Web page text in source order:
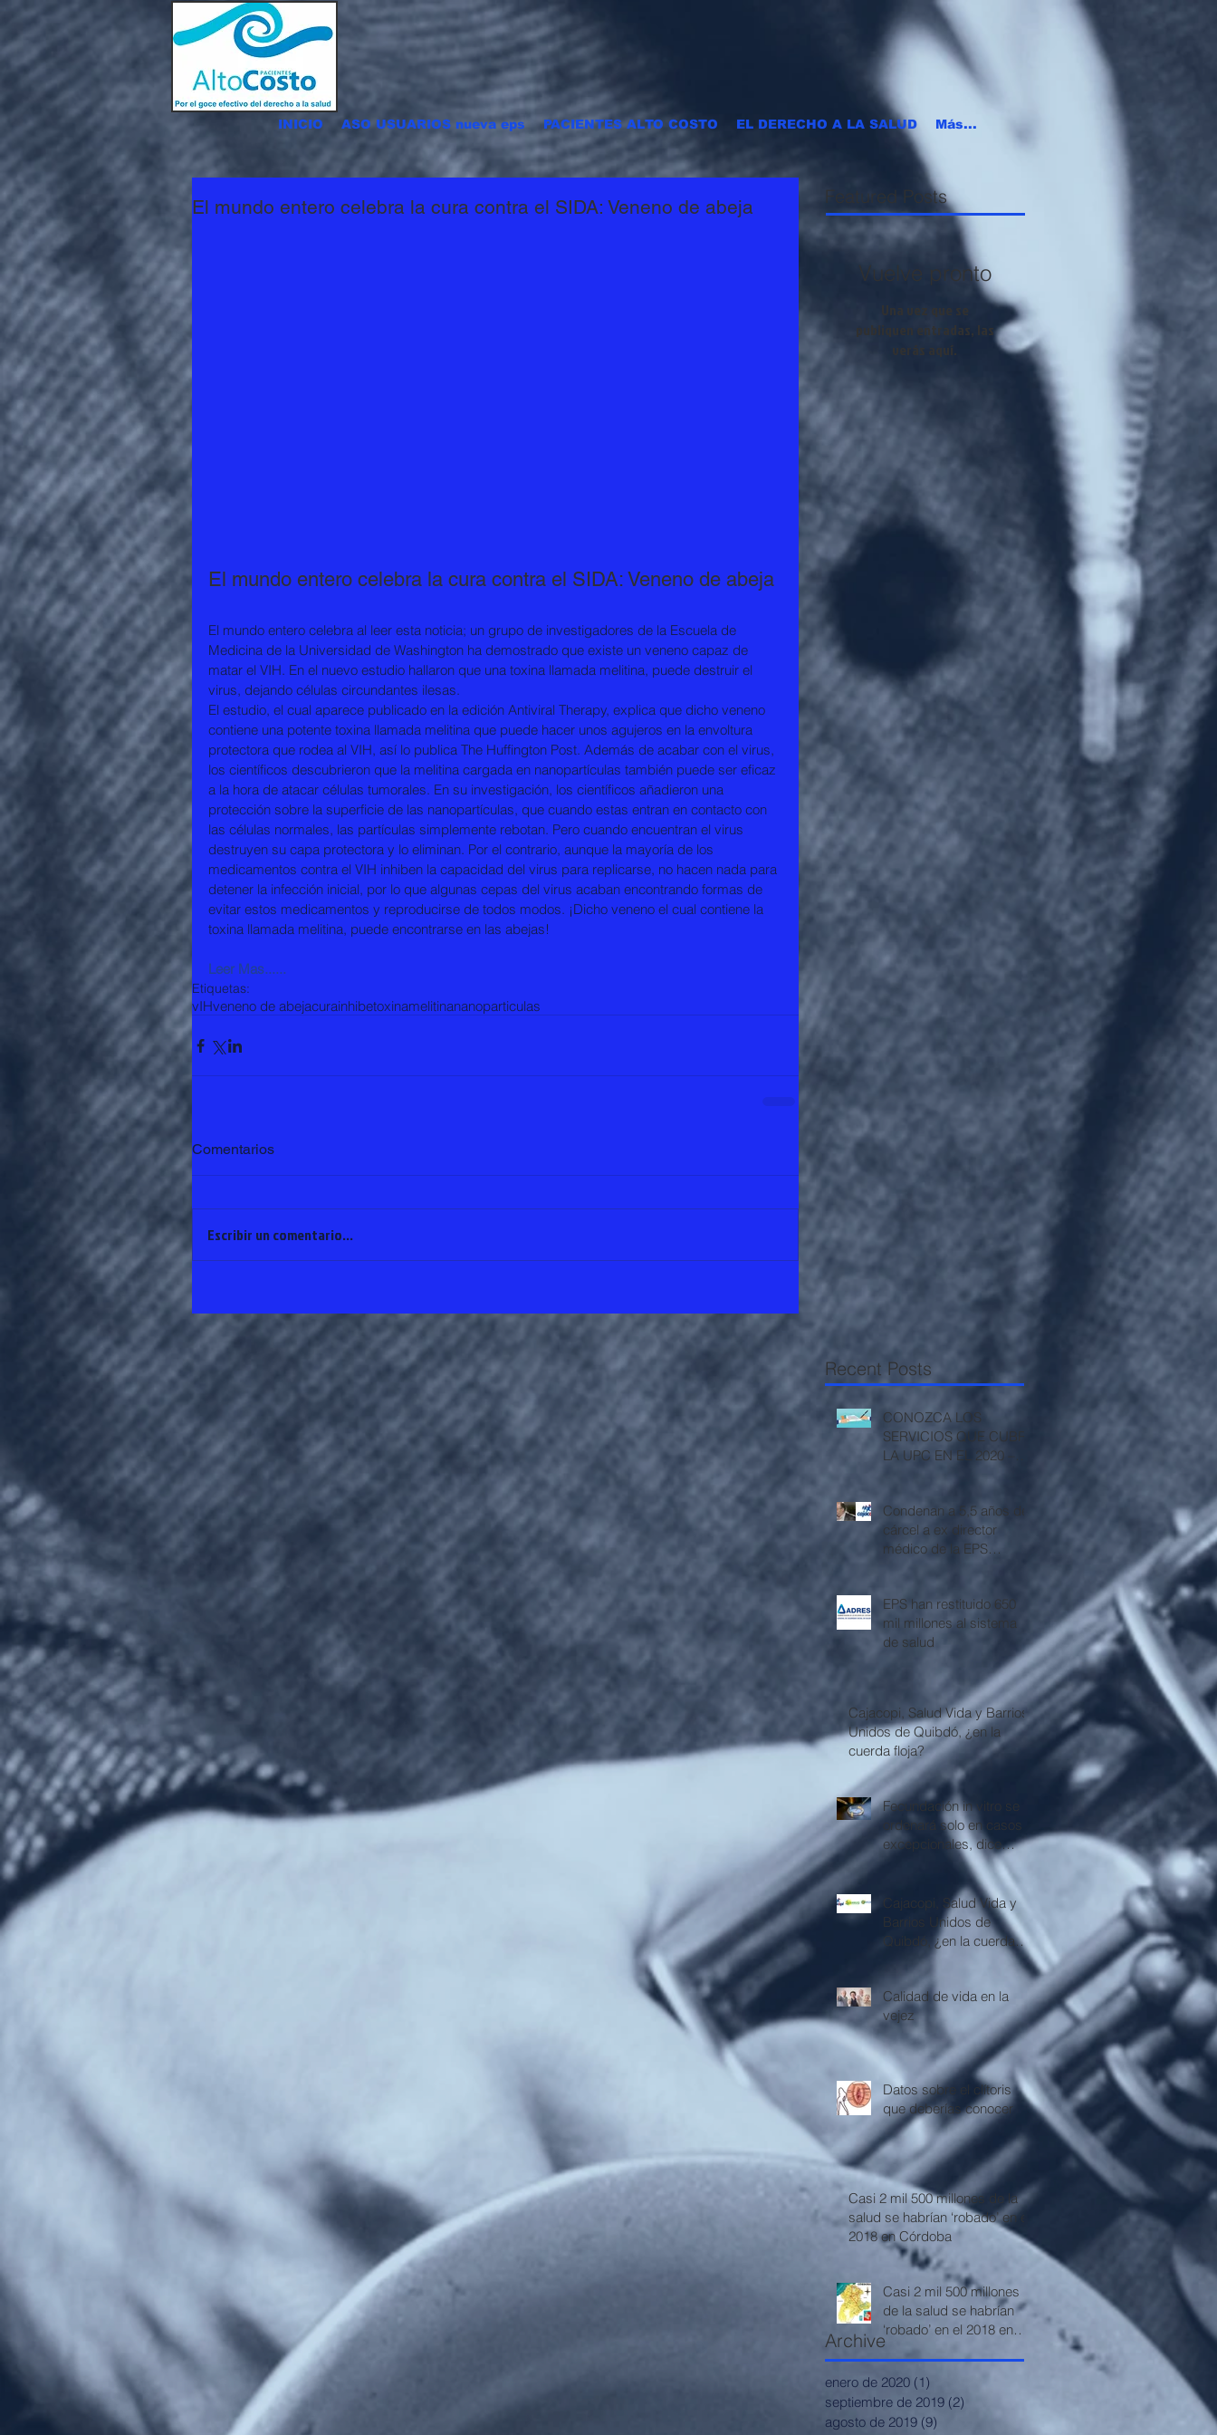
INICIO ASO USUARIOS nueva eps PACIENTES ALTO COSTO EL DERECHO A LA SALUD Más...
El mundo entero celebra la cura contra el SIDA: Veneno de abeja
El mundo entero celebra la cura contra el SIDA: Veneno de abeja
El mundo entero celebra al leer esta noticia; un grupo de investigadores de la Escuela de
Medicina de la Universidad de Washington ha demostrado que existe un veneno capaz de
matar el VIH. En el nuevo estudio hallaron que una toxina llamada melitina, puede destruir el
virus, dejando células circundantes ilesas.
El estudio, el cual aparece publicado en la edición Antiviral Therapy, explica que dicho veneno
contiene una potente toxina llamada melitina que puede hacer unos agujeros en la envoltura
protectora que rodea al VIH, así lo publica The Huffington Post. Además de acabar con el virus,
los científicos descubrieron que la melitina cargada en nanopartículas también puede ser eficaz
a la hora de atacar células tumorales. En su investigación, los científicos añadieron una
protección sobre la superficie de las nanopartículas, que cuando estas entran en contacto con
las células normales, las partículas simplemente rebotan. Pero cuando encuentran el virus
destruyen su capa protectora y lo eliminan. Por el contrario, aunque la mayoría de los
medicamentos contra el VIH inhiben la capacidad del virus para replicarse, no hacen nada para
detener la infección inicial, por lo que algunas cepas del virus acaban encontrando formas de
evitar estos medicamentos y reproducirse de todos modos. ¡Dicho veneno el cual contiene la
toxina llamada melitina, puede encontrarse en las abejas!
Leer Mas......
Etiquetas:
vIHveneno de abejacurainhibetoxinamelitinananoparticulas
Comentarios
Escribir un comentario...
Featured Posts
Vuelve pronto
Una vez que se
publiquen entradas, las
verás aquí.
Recent Posts
CONOZCA LOS
SERVICIOS QUE CUBRE
LA UPC EN EL 2020 –
Condenan a 5,5 años de
cárcel a ex director
médico de la EPS
EPS han restituido 650
mil millones al sistema
de salud
Cajacopi, Salud Vida y Barrios
Unidos de Quibdó, ¿en la
cuerda floja?
Fecundación in vitro se
ordenará solo en casos
excepcionales, dice
Corte Constitucional
Cajacopi, Salud Vida y
Barrios Unidos de
Quibdó, ¿en la cuerda
Calidad de vida en la
vejez
Datos sobre el clítoris
que deberías conocer
Casi 2 mil 500 millones de la
salud se habrían ‘robado’ en el
2018 en Córdoba
Casi 2 mil 500 millones
de la salud se habrían
‘robado’ en el 2018 en
Córdoba
Archive
enero de 2020 (1)
septiembre de 2019 (2)
agosto de 2019 (9)